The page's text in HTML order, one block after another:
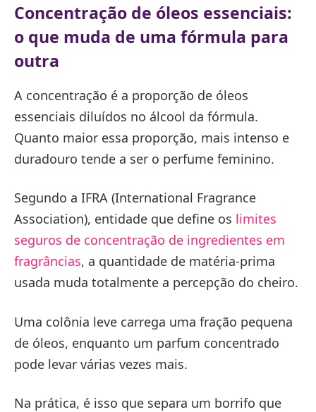
Concentração de óleos essenciais:
o que muda de uma fórmula para
outra
A concentração é a proporção de óleos
essenciais diluídos no álcool da fórmula.
Quanto maior essa proporção, mais intenso e
duradouro tende a ser o perfume feminino.
Segundo a IFRA (International Fragrance
Association), entidade que define os limites
seguros de concentração de ingredientes em
fragrâncias, a quantidade de matéria-prima
usada muda totalmente a percepção do cheiro.
Uma colônia leve carrega uma fração pequena
de óleos, enquanto um parfum concentrado
pode levar várias vezes mais.
Na prática, é isso que separa um borrifo que